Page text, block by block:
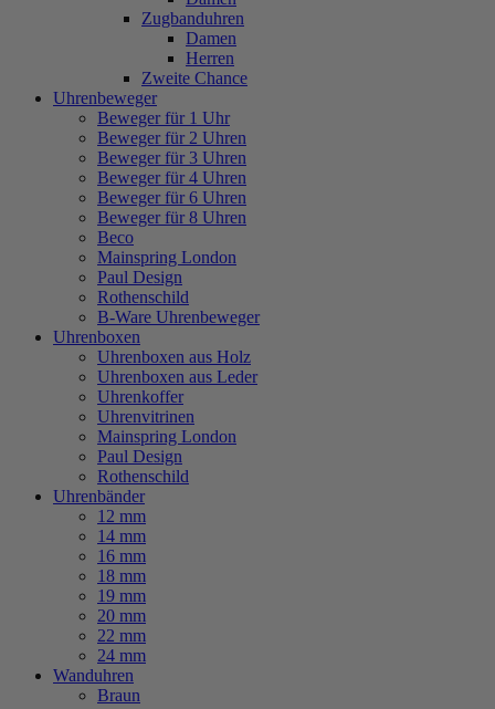
Zugbanduhren
Damen
Herren
Zweite Chance
Uhrenbeweger
Beweger für 1 Uhr
Beweger für 2 Uhren
Beweger für 3 Uhren
Beweger für 4 Uhren
Beweger für 6 Uhren
Beweger für 8 Uhren
Beco
Mainspring London
Paul Design
Rothenschild
B-Ware Uhrenbeweger
Uhrenboxen
Uhrenboxen aus Holz
Uhrenboxen aus Leder
Uhrenkoffer
Uhrenvitrinen
Mainspring London
Paul Design
Rothenschild
Uhrenbänder
12 mm
14 mm
16 mm
18 mm
19 mm
20 mm
22 mm
24 mm
Wanduhren
Braun